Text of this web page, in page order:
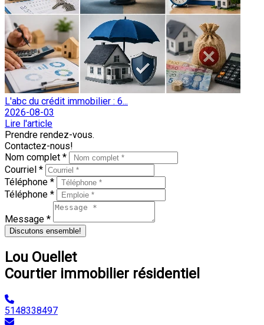
L'abc du crédit immobilier : 6...
2026-08-03
Lire l'article
Prendre rendez-vous.
Contactez-nous!
Nom complet *
Courriel *
Téléphone *
Téléphone *
Message *
Discutons ensemble!
Lou Ouellet
Courtier immobilier résidentiel
5148338497